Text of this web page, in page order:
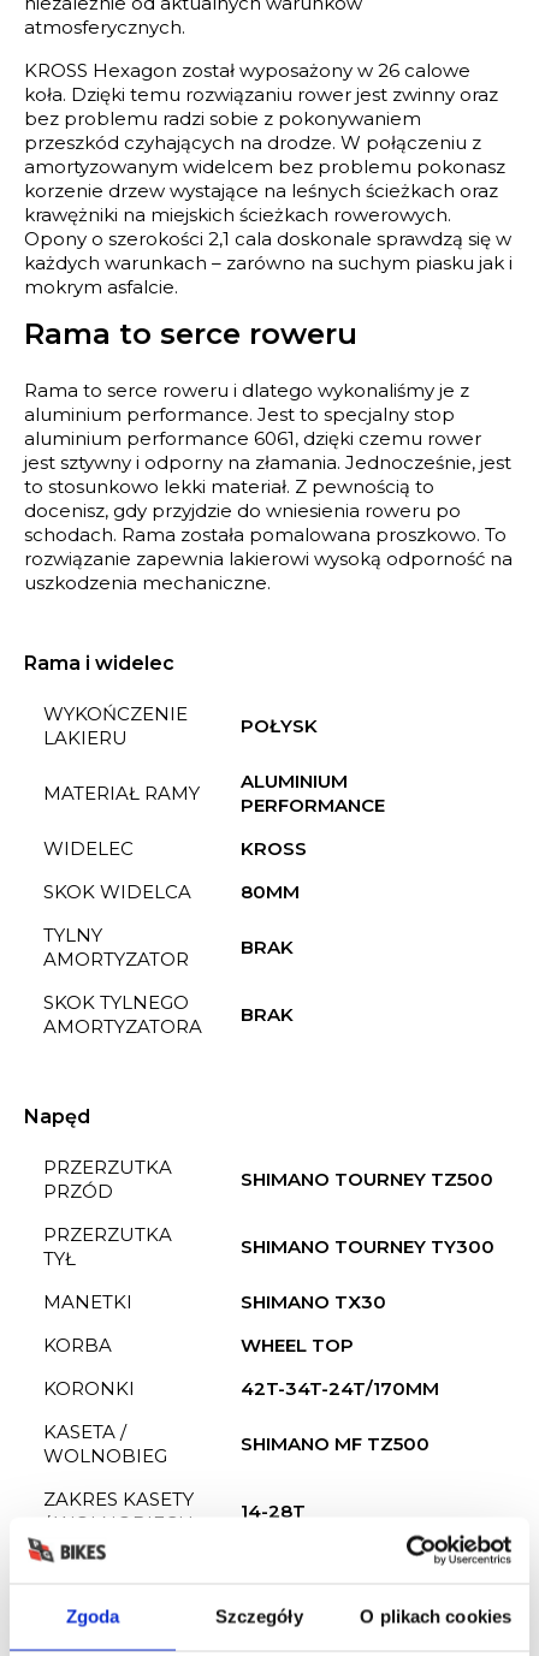
Zgoda Szczegóły O plikach cookies
atmosferycznych.
KROSS Hexagon został wyposażony w 26 calowe
koła. Dzięki temu rozwiązaniu rower jest zwinny oraz
bez problemu radzi sobie z pokonywaniem
przeszkód czyhających na drodze. W połączeniu z
amortyzowanym widelcem bez problemu pokonasz
korzenie drzew wystające na leśnych ścieżkach oraz
krawężniki na miejskich ścieżkach rowerowych.
Opony o szerokości 2,1 cala doskonale sprawdzą się w
każdych warunkach – zarówno na suchym piasku jak i
mokrym asfalcie.
Rama to serce roweru
Rama to serce roweru i dlatego wykonaliśmy je z
aluminium performance. Jest to specjalny stop
aluminium performance 6061, dzięki czemu rower
jest sztywny i odporny na złamania. Jednocześnie, jest
to stosunkowo lekki materiał. Z pewnością to
docenisz, gdy przyjdzie do wniesienia roweru po
schodach. Rama została pomalowana proszkowo. To
rozwiązanie zapewnia lakierowi wysoką odporność na
uszkodzenia mechaniczne.
Rama i widelec
WYKOŃCZENIE
LAKIERU
POŁYSK
MATERIAŁ RAMY
ALUMINIUM
PERFORMANCE
WIDELEC
KROSS
SKOK WIDELCA
80MM
TYLNY
AMORTYZATOR
BRAK
SKOK TYLNEGO
AMORTYZATORA
BRAK
Napęd
PRZERZUTKA
PRZÓD
SHIMANO TOURNEY TZ500
PRZERZUTKA
TYŁ
SHIMANO TOURNEY TY300
MANETKI
SHIMANO TX30
KORBA
WHEEL TOP
KORONKI
42T-34T-24T/170MM
KASETA /
WOLNOBIEG
SHIMANO MF TZ500
ZAKRES KASETY
/ WOLNOBIEGU
14-28T
ILOŚĆ
SUPORT
FP-B902